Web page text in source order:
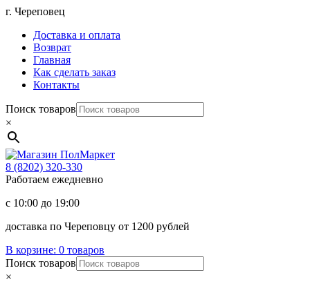
Перейти
содержимому
г. Череповец
Доставка и оплата
Возврат
Главная
Как сделать заказ
Контакты
Поиск товаров
×
Магазин
8 (8202) 320-330
Работаем ежедневно
с 10:00 до 19:00
доставка по Череповцу от 1200 рублей
В корзине: 0 товаров
Поиск товаров
×